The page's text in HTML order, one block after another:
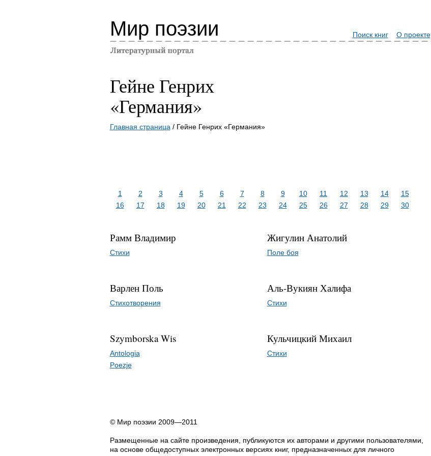
Мир поэзии Поиск книг О проекте
Гейне Генрих
«Германия»
Главная страница / Гейне Генрих «Германия»
1 2 3 4 5 6 7 8 9 10 11 12 13 14
15
16
17 18 19 20 21 22 23 24 25 26 27 28 29 30
Рамм Владимир
Стихи
Варлен Поль
Стихотворения
Szymborska Wis
Antologia
Poezje
Жигулин Анатолий
Поле боя
Аль-Вукиян Халифа
Стихи
Кульчицкий Михаил
Стихи
© Мир поэзии 2009—2011
Размещенные на сайте произведения, публикуются их авторами и другими пользователями,
на основе общедоступных электронных версиях книг, предназначенных для личного